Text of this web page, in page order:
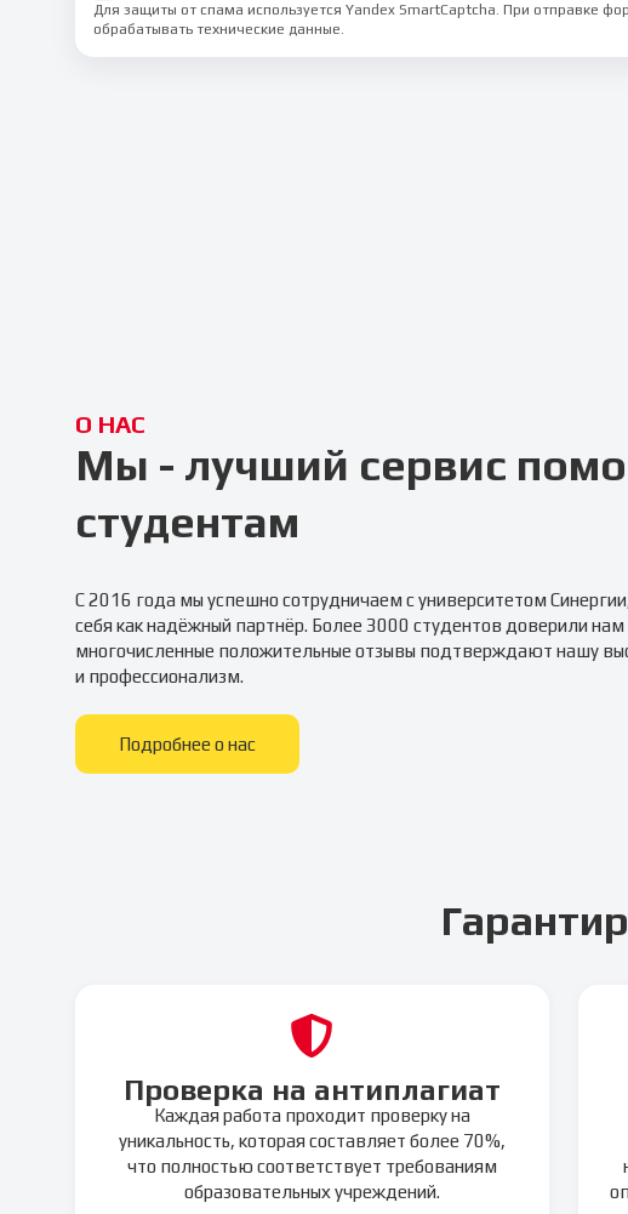
Для защиты от спама используется Yandex SmartCaptcha. При отправке
обрабатывать технические данные.
О НАС
Мы - лучший сервис
студентам
С 2016 года мы успешно сотрудничаем с университетом Синергии
себя как надёжный партнёр. Более 3000 студентов доверили
многочисленные положительные отзывы подтверждают нашу
и профессионализм.
Подробнее о нас
Проверка на антиплагиат
Каждая работа проходит проверку на
уникальность, которая составляет более 70%,
что полностью соответствует требованиям
образовательных учреждений.